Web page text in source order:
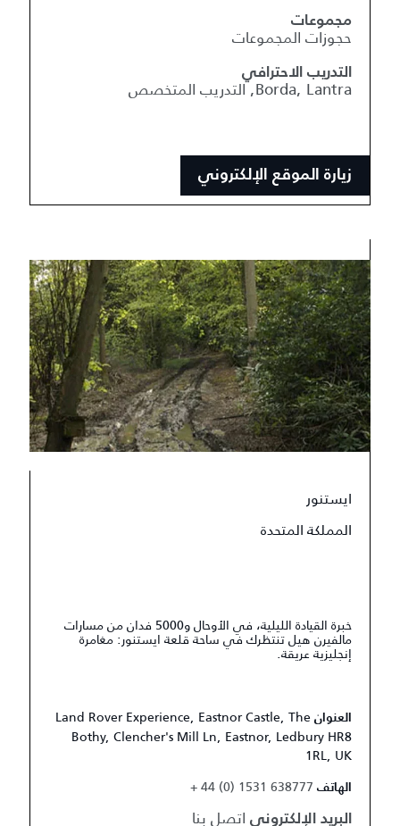
مجموعات
حجوزات المجموعات
التدريب الاحترافي
Borda, Lantra, التدريب المتخصص
زيارة الموقع الإلكتروني
ايستنور
المملكة المتحدة
خبرة القيادة الليلية، في الأوحال و5000 فدان من مسارات
مالفيرن هيل تنتظرك في ساحة قلعة ايستنور: مغامرة
إنجليزية عريقة.
العنوان Land Rover Experience, Eastnor Castle, The
Bothy, Clencher's Mill Ln, Eastnor, Ledbury HR8
1RL, UK
الهاتف + 44 (0) 1531 638777
البريد الإلكتروني اتصل بنا